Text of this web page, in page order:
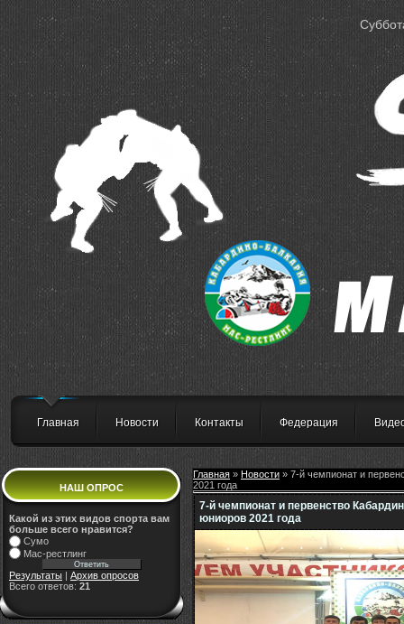
Главная Новости Контакты Федерация
НАШ ОПРОС
Какой из этих видов спорта вам
больше всего нравится?
Сумо
Мас-рестлинг
Результаты
Архив опросов
Всего ответов: 21
Главная » Новости » 7-й чемпионат и
2021 года
7-й чемпионат и первенство
юниоров 2021 года